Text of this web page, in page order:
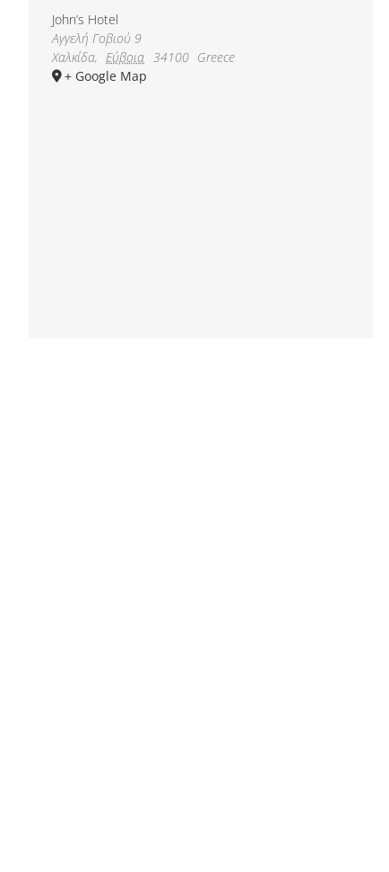
John’s Hotel
Αγγελή Γοβιού 9
Χαλκίδα, Εύβοια 34100 Greece
+ Google Map